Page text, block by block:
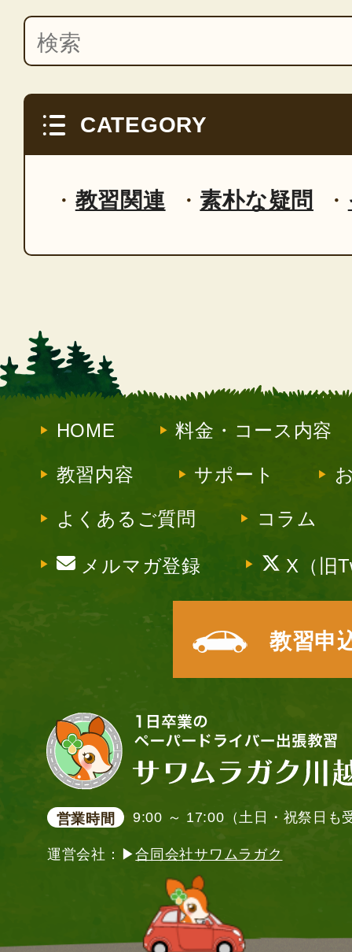
CATEGORY
教習関連 素朴な疑問
HOME 料金・コース内容
教習内容 サポート
よくあるご質問 コラム
メルマガ登録 X（旧
教習申
営業時間 9:00 ～ 17:00（土日・祝祭日も
運営会社：▶合同会社サワムラガク